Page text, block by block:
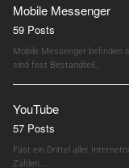
Mobile Messenger
59 Posts
Mobile Messenger befinden
sind fest Bestandteil…
YouTube
57 Posts
Fast ein Drittel aller
Zahlen,…